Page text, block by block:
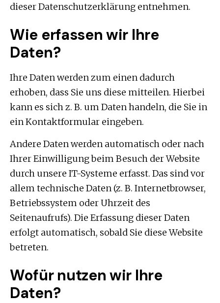
dieser Datenschutzerklärung entnehmen.
Wie erfassen wir Ihre
Daten?
Ihre Daten werden zum einen dadurch
erhoben, dass Sie uns diese mitteilen. Hierbei
kann es sich z. B. um Daten handeln, die Sie in
ein Kontaktformular eingeben.
Andere Daten werden automatisch oder nach
Ihrer Einwilligung beim Besuch der Website
durch unsere IT-Systeme erfasst. Das sind vor
allem technische Daten (z. B. Internetbrowser,
Betriebssystem oder Uhrzeit des
Seitenaufrufs). Die Erfassung dieser Daten
erfolgt automatisch, sobald Sie diese Website
betreten.
Wofür nutzen wir Ihre
Daten?